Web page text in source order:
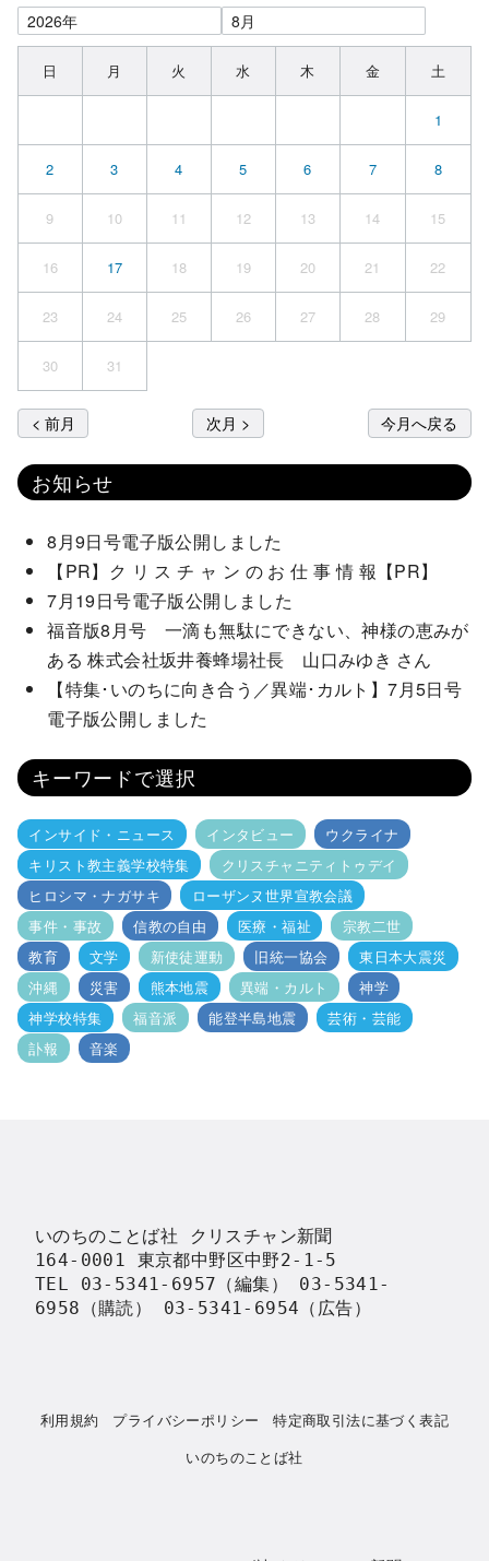
日 月 火 水 木 金 土
1
2 3 4 5 6 7 8
9 10 11 12 13 14 15
16 17 18 19 20 21 22
23 24 25 26 27 28 29
30 31
< 前月 次月 > 今月へ戻る
お知らせ
8月9日号電子版公開しました
【PR】ク リ ス チ ャ ン の お 仕 事 情 報【PR】
7月19日号電子版公開しました
福音版8月号 一滴も無駄にできない、神様の恵みが
ある 株式会社坂井養蜂場社長 山口みゆき さん
【特集･いのちに向き合う／異端･カルト】7月5日号
電子版公開しました
キーワードで選択
インサイド・ニュース インタビュー
ウクライナ
キリスト教主義学校特集
クリスチャニティトゥデイ
ヒロシマ・ナガサキ
ローザンヌ世界宣教会議
事件・事故
信教の自由 医療・福祉
宗教二世
教育
文学 新使徒運動 旧統一協会
東日本大震災
沖縄
災害 熊本地震 異端・カルト
神学
神学校特集
福音派 能登半島地震
芸術・芸能
訃報
音楽
いのちのことば社 クリスチャン新聞
164-0001 東京都中野区中野2-1-5
TEL 03-5341-6957（編集） 03-5341-
6958（購読） 03-5341-6954（広告）
利用規約 プライバシーポリシー
特定商取引法に基づく表記
いのちのことば社